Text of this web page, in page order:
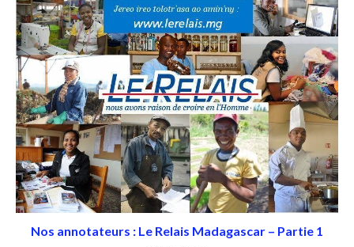
Nos annotateurs : Le Relais Madagascar – Partie 1